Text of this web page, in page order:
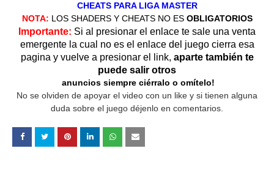
CHEATS PARA LIGA MASTER
NOTA: LOS SHADERS Y CHEATS NO ES OBLIGATORIOS
Importante: Si al presionar el enlace te sale una venta
emergente la cual no es el enlace del juego cierra esa
pagina y vuelve a presionar el link, aparte también te
puede salir otros
anuncios siempre ciérralo o omítelo!
No se olviden de apoyar el video con un like y si tienen alguna
duda sobre el juego déjenlo en comentarios.